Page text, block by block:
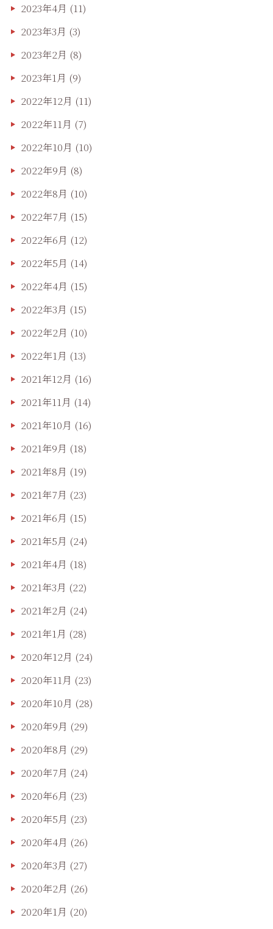
2023年4月 (11)
2023年3月 (3)
2023年2月 (8)
2023年1月 (9)
2022年12月 (11)
2022年11月 (7)
2022年10月 (10)
2022年9月 (8)
2022年8月 (10)
2022年7月 (15)
2022年6月 (12)
2022年5月 (14)
2022年4月 (15)
2022年3月 (15)
2022年2月 (10)
2022年1月 (13)
2021年12月 (16)
2021年11月 (14)
2021年10月 (16)
2021年9月 (18)
2021年8月 (19)
2021年7月 (23)
2021年6月 (15)
2021年5月 (24)
2021年4月 (18)
2021年3月 (22)
2021年2月 (24)
2021年1月 (28)
2020年12月 (24)
2020年11月 (23)
2020年10月 (28)
2020年9月 (29)
2020年8月 (29)
2020年7月 (24)
2020年6月 (23)
2020年5月 (23)
2020年4月 (26)
2020年3月 (27)
2020年2月 (26)
2020年1月 (20)